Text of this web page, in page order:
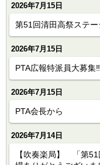
2026年7月15日
第51回清田高祭ステ
2026年7月15日
PTA広報特派員大募集‼
2026年7月15日
PTA会長から
2026年7月14日
【吹奏楽局】 「第